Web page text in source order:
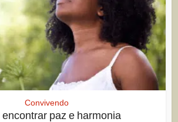
Convivendo
encontrar paz e harmonia